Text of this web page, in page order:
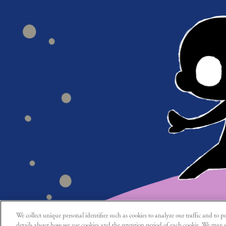
We collect unique personal identifier such as cookies to analyze our traffic and to